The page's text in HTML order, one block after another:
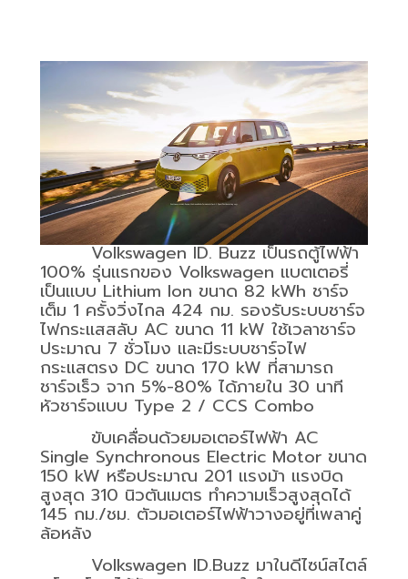
Volkswagen ID. Buzzเป็นรถตู้ไฟฟ้า
100% รุ่นแรกของ Volkswagen แบตเตอรี่
เป็นแบบ Lithium Ion ขนาด 82 kWh ชาร์จ
เต็ม 1 ครั้งวิ่งไกล 424 กม. รองรับระบบชาร์จ
ไฟกระแสสลับ AC ขนาด 11 kW ใช้เวลาชาร์จ
ประมาณ 7 ชั่วโมง และมีระบบชาร์จไฟ
กระแสตรง DC ขนาด 170 kW ที่สามารถ
ชาร์จเร็ว จาก 5%-80% ได้ภายใน 30 นาที
หัวชาร์จแบบ Type 2 / CCS Combo
ขับเคลื่อนด้วยมอเตอร์ไฟฟ้า AC
Single Synchronous Electric Motor ขนาด
150 kW หรือประมาณ 201 แรงม้า แรงบิด
สูงสุด 310 นิวตันเมตร ทำความเร็วสูงสุดได้
145 กม./ชม. ตัวมอเตอร์ไฟฟ้าวางอยู่ที่เพลาคู่
ล้อหลัง
Volkswagen ID.Buzz มาในดีไซน์สไตล์